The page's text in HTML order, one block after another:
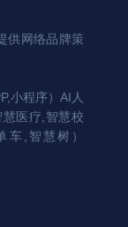
供网络品牌策
小程序）AI人
医疗,智慧校
,智慧树）